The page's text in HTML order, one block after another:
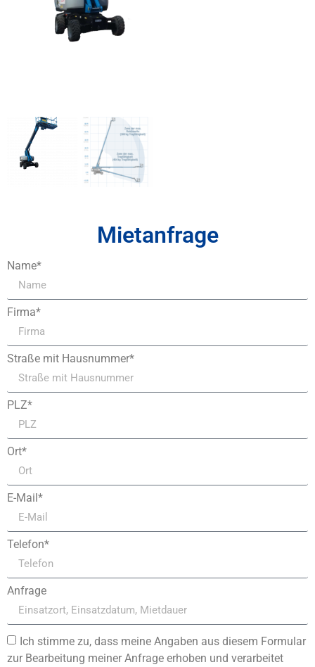
Mietanfrage
Name*
Firma*
Straße mit Hausnummer*
PLZ*
Ort*
E-Mail*
Telefon*
Anfrage
Ich stimme zu, dass meine Angaben aus diesem Formular
zur Bearbeitung meiner Anfrage erhoben und verarbeitet